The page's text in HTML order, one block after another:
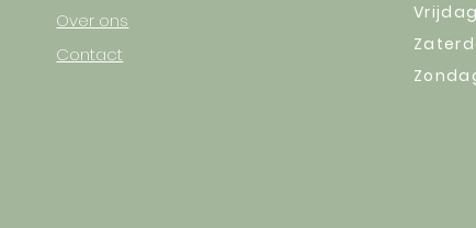
Over ons
Contact